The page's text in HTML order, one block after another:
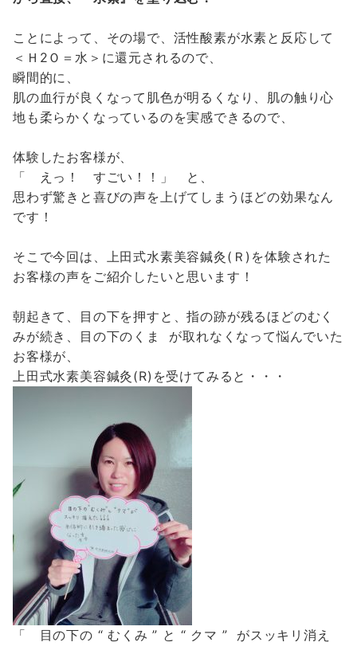
ことによって、その場で、活性酸素が水素と反応して
＜Ｈ2Ｏ＝水＞に還元されるので、
瞬間的に、
肌の血行が良くなって肌色が明るくなり、肌の触り心
地も柔らかくなっているのを実感できるので、
体験したお客様が、
「 えっ！ すごい！！」 と、
思わず驚きと喜びの声を上げてしまうほどの効果なん
です！
そこで今回は、上田式水素美容鍼灸(Ｒ)を体験された
お客様の声をご紹介したいと思います！
朝起きて、目の下を押すと、指の跡が残るほどのむく
みが続き、目の下のくま が取れなくなって悩んでいた
お客様が、
上田式水素美容鍼灸(R)を受けてみると・・・
「 目の下の “ むくみ ” と “ クマ ” がスッキリ消え